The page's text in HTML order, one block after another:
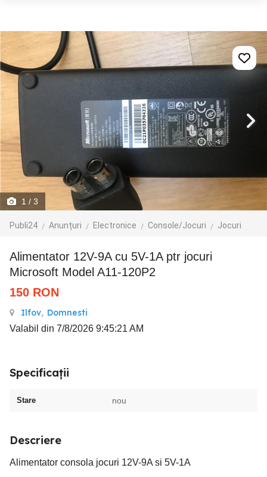
1 / 3
Publi24 Anunțuri Electronice Console/Jocuri Jocuri
Alimentator 12V-9A cu 5V-1A ptr jocuri
Microsoft Model A11-120P2
150 RON
Ilfov, Domnesti
Valabil din 7/8/2026 9:45:21 AM
Specificații
Stare nou
Descriere
Alimentator consola jocuri 12V-9A si 5V-1A